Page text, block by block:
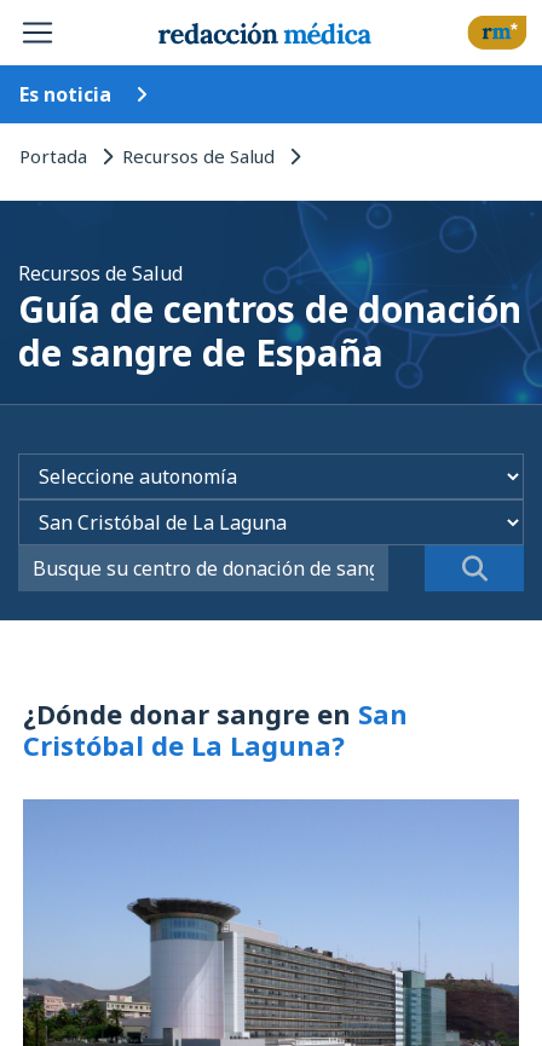
Es noticia
Portada Recursos de Salud
Recursos de Salud
Guía de centros de donación
de sangre de España
¿Dónde donar sangre en San
Cristóbal de La Laguna?